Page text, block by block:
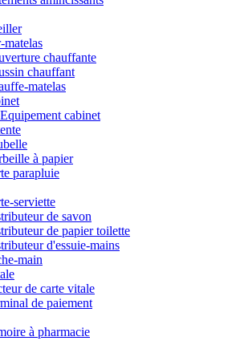
matelas
chauffante
chauffant
matelas
cabinet
à papier
parapluie
serviette
de savon
de papier toilette
d'essuie-mains
main
de carte vitale
de paiement
à pharmacie